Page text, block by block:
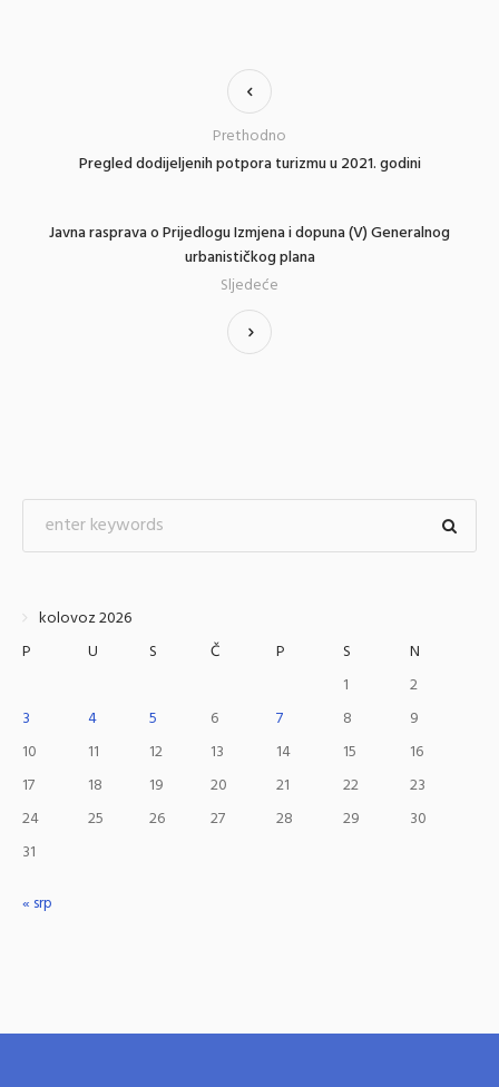
Pregled dodijeljenih potpora turizmu u 2021. godini
Prethodno
Javna rasprava o Prijedlogu Izmjena i dopuna (V) Generalnog
urbanističkog plana
Sljedeće
kolovoz 2026
P
U S Č P S
N
1
2
3
4 5 6 7 8
9
10
11 12 13 14 15
16
17
18 19 20 21 22
23
24
25 26 27 28 29
30
31
« srp